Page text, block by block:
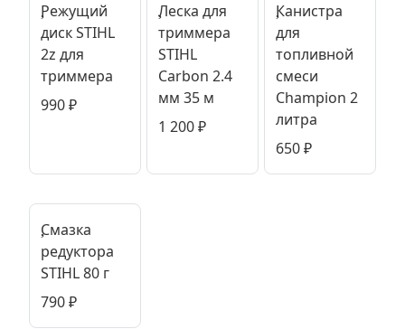
Режущий
диск STIHL
2z для
триммера
990₽
Леска для
триммера
STIHL
Carbon 2.4
мм 35 м
1 200₽
Канистра
для
топливной
смеси
Champion 2
литра
650₽
Смазка
редуктора
STIHL 80 г
790₽